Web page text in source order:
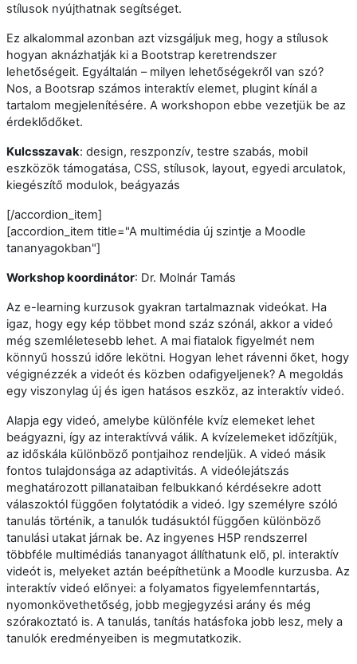
stílusok nyújthatnak segítséget.
Ez alkalommal azonban azt vizsgáljuk meg, hogy a stílusok
hogyan aknázhatják ki a Bootstrap keretrendszer
lehetőségeit. Egyáltalán – milyen lehetőségekről van szó?
Nos, a Bootsrap számos interaktív elemet, plugint kínál a
tartalom megjelenítésére. A workshopon ebbe vezetjük be az
érdeklődőket.
Kulcsszavak: design, reszponzív, testre szabás, mobil
eszközök támogatása, CSS, stílusok, layout, egyedi arculatok,
kiegészítő modulok, beágyazás
[/accordion_item]
[accordion_item title="A multimédia új szintje a Moodle
tananyagokban"]
Workshop koordinátor: Dr. Molnár Tamás
Az e-learning kurzusok gyakran tartalmaznak videókat. Ha
igaz, hogy egy kép többet mond száz szónál, akkor a videó
még szemléletesebb lehet. A mai fiatalok figyelmét nem
könnyű hosszú időre lekötni. Hogyan lehet rávenni őket, hogy
végignézzék a videót és közben odafigyeljenek? A megoldás
egy viszonylag új és igen hatásos eszköz, az interaktív videó.
Alapja egy videó, amelybe különféle kvíz elemeket lehet
beágyazni, így az interaktívvá válik. A kvízelemeket időzítjük,
az időskála különböző pontjaihoz rendeljük. A videó másik
fontos tulajdonsága az adaptivitás. A videólejátszás
meghatározott pillanataiban felbukkanó kérdésekre adott
válaszoktól függően folytatódik a videó. Igy személyre szóló
tanulás történik, a tanulók tudásuktól függően különböző
tanulási utakat járnak be. Az ingyenes H5P rendszerrel
többféle multimédiás tananyagot állíthatunk elő, pl. interaktív
videót is, melyeket aztán beépíthetünk a Moodle kurzusba. Az
interaktív videó előnyei: a folyamatos figyelemfenntartás,
nyomonkövethetőség, jobb megjegyzési arány és még
szórakoztató is. A tanulás, tanítás hatásfoka jobb lesz, mely a
tanulók eredményeiben is megmutatkozik.